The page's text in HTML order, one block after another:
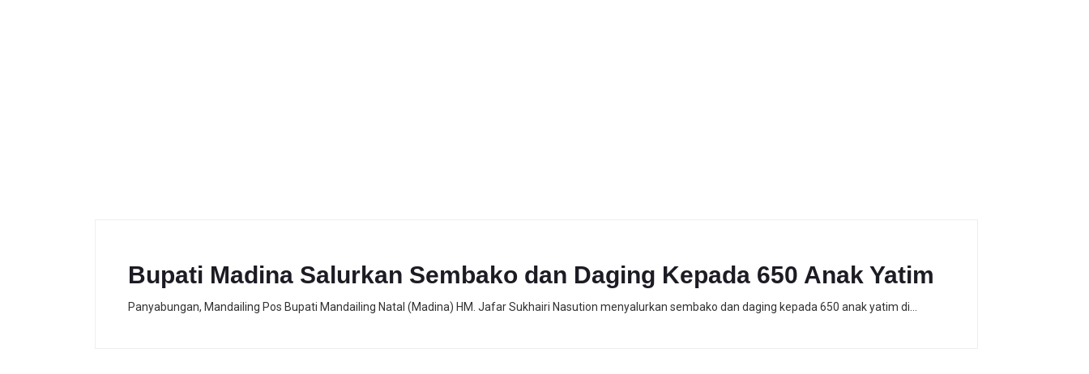
Bupati Madina Salurkan Sembako dan Daging Kepada 650 Anak Yatim
Panyabungan, Mandailing Pos Bupati Mandailing Natal (Madina) HM. Jafar Sukhairi Nasution menyalurkan sembako dan daging kepada 650 anak yatim di…